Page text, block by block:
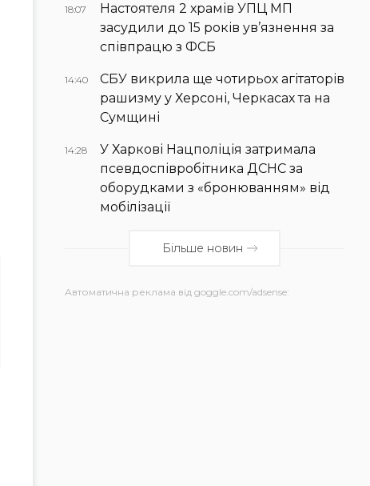
18:07
Настоятеля 2 храмів УПЦ МП
засудили до 15 років ув’язнення за
співпрацю з ФСБ
14:40
СБУ викрила ще чотирьох агітаторів
рашизму у Херсоні, Черкасах та на
Сумщині
14:28
У Харкові Нацполіція затримала
псевдоспівробітника ДСНС за
оборудками з «бронюванням» від
мобілізації
Більше новин
Автоматична реклама від goggle.com/adsense: